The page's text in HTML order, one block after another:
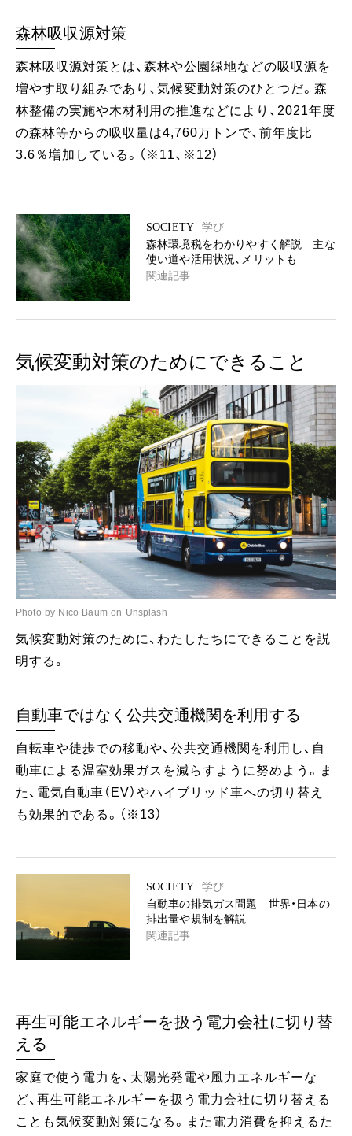
森林吸収源対策
森林吸収源対策とは、森林や公園緑地などの吸収源を
増やす取り組みであり、気候変動対策のひとつだ。森
林整備の実施や木材利用の推進などにより、2021年度
の森林等からの吸収量は4,760万トンで、前年度比
3.6％増加している。（※11、※12）
SOCIETY
学び
森林環境税をわかりやすく解説 主な
使い道や活用状況、メリットも
関連記事
気候変動対策のためにできること
Photo by Nico Baum on Unsplash
気候変動対策のために、わたしたちにできることを説
明する。
自動車ではなく公共交通機関を利用する
自転車や徒歩での移動や、公共交通機関を利用し、自
動車による温室効果ガスを減らすように努めよう。ま
た、電気自動車（EV）やハイブリッド車への切り替え
も効果的である。（※13）
SOCIETY
学び
自動車の排気ガス問題 世界・日本の
排出量や規制を解説
関連記事
再生可能エネルギーを扱う電力会社に切り替
える
家庭で使う電力を、太陽光発電や風力エネルギーな
ど、再生可能エネルギーを扱う電力会社に切り替える
ことも気候変動対策になる。また電力消費を抑えるた